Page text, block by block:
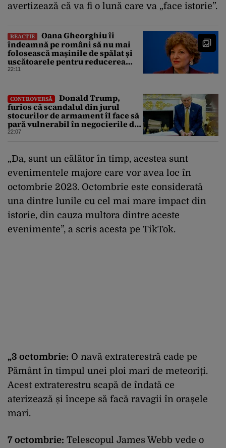
avertizează că va fi o lună care va „face istorie”.
REACȚIE
Oana Gheorghiu îi
îndeamnă pe români să nu mai
folosească mașinile de spălat și
uscătoarele pentru reducerea
consumului de energie
22:11
CONTROVERSĂ
Donald Trump,
furios că scandalul din jurul
stocurilor de armament îl face să
pară vulnerabil în negocierile de
pace cu Iranul
22:07
„Da, sunt un călător în timp, acestea sunt
evenimentele majore care vor avea loc în
octombrie 2023. Octombrie este considerată
una dintre lunile cu cel mai mare impact din
istorie, din cauza multora dintre aceste
evenimente”, a scris acesta pe TikTok.
„3 octombrie: O navă extraterestră cade pe
Pământ în timpul unei ploi mari de meteoriți.
Acest extraterestru scapă de îndată ce
aterizează și începe să facă ravagii în orașele
mari.
7 octombrie: Telescopul James Webb vede o